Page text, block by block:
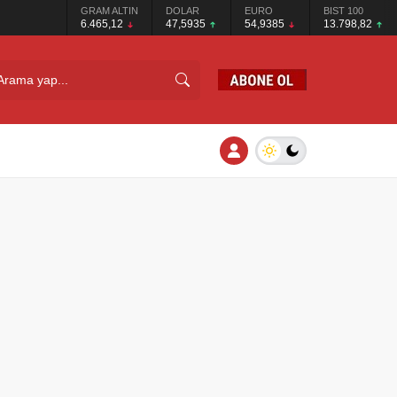
GRAM ALTIN
6.465,12
DOLAR
47,5935
EURO
54,9385
BIST 100
13.798,82